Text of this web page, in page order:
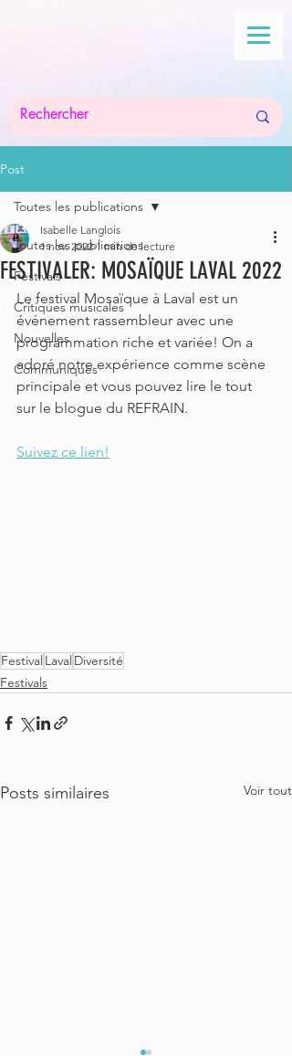
Post
Toutes les publications
Festivals
Critiques musicales
Nouvelles
Communiqués
Toutes les publications
FESTIVALER: MOSAÏQUE LAVAL 2022
Isabelle Langlois
1 nov. 2022 1 min de lecture
Le festival Mosaïque à Laval est un
événement rassembleur avec une
programmation riche et variée! On a
adoré notre expérience comme scène
principale et vous pouvez lire le tout
sur le blogue du REFRAIN.
Suivez ce lien!
Festival Laval Diversité
Festivals
Posts similaires Voir tout